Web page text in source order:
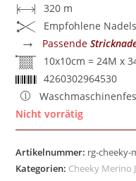
320 m
Empfohlene
→ Passende
10x10cm = 24M x
4260302964530
Nicht vorrätig
Artikelnummer: rg-cheeky-
Kategorien: Cheeky Merino